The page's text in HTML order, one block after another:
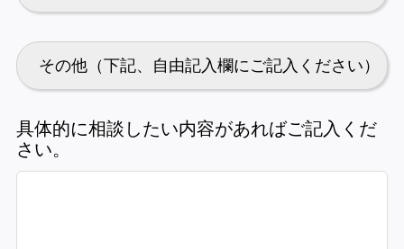
その他（下記、自由記入欄にご記入ください）
具体的に相談したい内容があればご記入くだ
さい。